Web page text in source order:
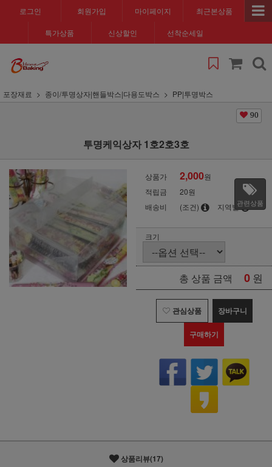
로그인 회원가입 마이페이지 최근본상품
특가상품 신상할인 선착순세일
포장재료 종이/투명상자|핸들박스|다용도박스 PP|투명박스
90
투명케익상자 1호2호3호
상품가 2,000원
적립금
20원
배송비
(조건) 지역별관련상품
크기
총 상품 금액 0 원
관심상품 장바구니
구매하기
상품리뷰(17)